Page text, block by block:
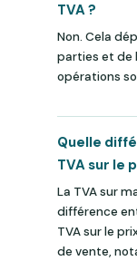
TVA ?
Non. Cela
parties et de
opérations
Quelle
TVA sur le
La TVA sur
différence
TVA sur le
de vente,